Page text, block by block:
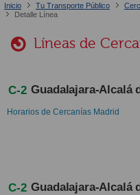
Inicio
Tu Transporte Público
Detalle Línea
Líneas de
C-2 Guadalajara-Alcalá
Horarios de Cercanías Madrid
C-2 Guadalajara-Alcalá